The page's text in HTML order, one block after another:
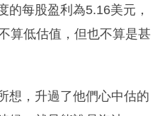
每股盈利為5.16美元，
算低估值，但也不算是甚
想，升過了他們心中估的